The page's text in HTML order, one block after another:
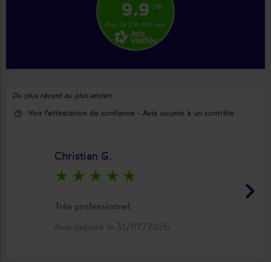
9.9 /10
Plus de 210 000 avis
Du plus récent au plus ancien
help_outline Voir l'attestation de confiance - Avis soumis à un contrôle
keyboard_arrow_right
Christian G.
star_rate star_rate star_rate star_rate star_rate
Très professionnel
Avis déposé le 31/07/2026